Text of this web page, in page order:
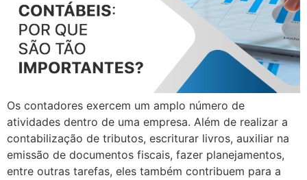
Os contadores exercem um amplo número de
atividades dentro de uma empresa. Além de realizar a
contabilização de tributos, escriturar livros, auxiliar na
emissão de documentos fiscais, fazer planejamentos,
entre outras tarefas, eles também contribuem para a